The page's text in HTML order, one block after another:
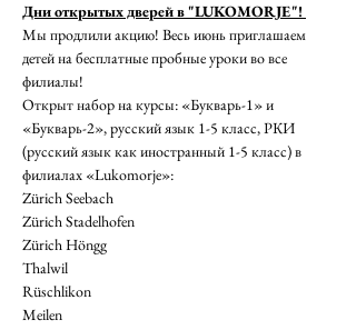
Дни открытых дверей в "LUKOMORJE"!
Мы продлили акцию! Весь июнь приглашаем
детей на бесплатные пробные уроки во все
филиалы!
Открыт набор на курсы: «Букварь-1» и
«Букварь-2», русский язык 1-5 класс, РКИ
(русский язык как иностранный 1-5 класс) в
филиалах «Lukomorje»:
Zürich Seebach
Zürich Stadelhofen
Zürich Höngg
Thalwil
Rüschlikon
Meilen